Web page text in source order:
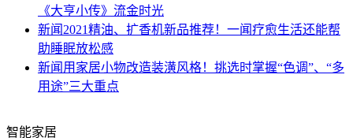
《大亨小传》流金时光
新闻 2021精油、扩香机新品推荐！一闻疗愈生活还能帮
助睡眠放松感
新闻 用家居小物改造装潢风格！挑选时掌握“色调”、“多
用途”三大重点
智能家居